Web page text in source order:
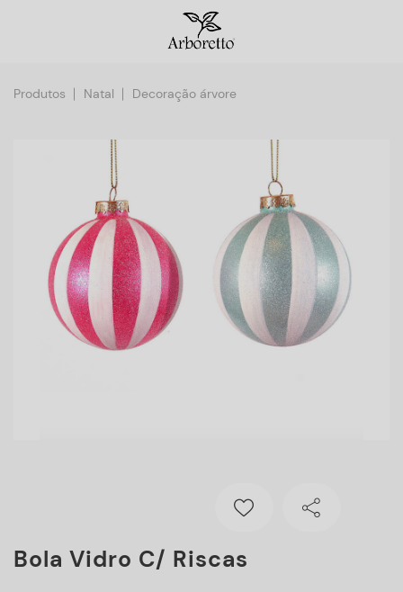
Produtos Natal Decoração árvore
Bola Vidro C/ Riscas